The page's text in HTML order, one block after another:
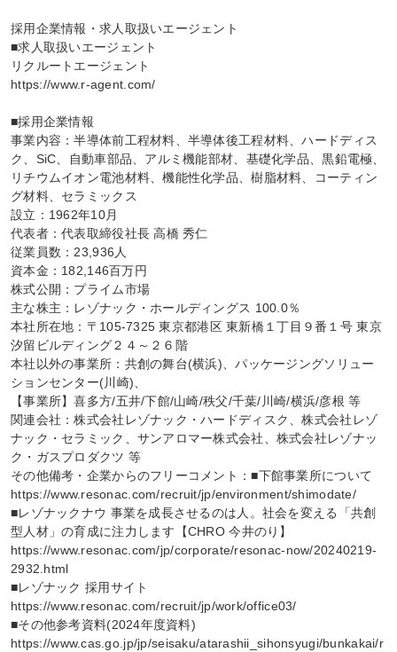
採用企業情報・求人取扱いエージェント
■求人取扱いエージェント
リクルートエージェント
https://www.r-agent.com/
■採用企業情報
事業内容：半導体前工程材料、半導体後工程材料、ハードディス
ク、SiC、自動車部品、アルミ機能部材、基礎化学品、黒鉛電極、
リチウムイオン電池材料、機能性化学品、樹脂材料、コーティン
グ材料、セラミックス
設立：1962年10月
代表者：代表取締役社長 高橋 秀仁
従業員数：23,936人
資本金：182,146百万円
株式公開：プライム市場
主な株主：レゾナック・ホールディングス 100.0％
本社所在地：〒105-7325 東京都港区 東新橋１丁目９番１号 東京
汐留ビルディング２４～２６階
本社以外の事業所：共創の舞台(横浜)、パッケージングソリュー
ションセンター(川崎)、
【事業所】喜多方/五井/下館/山崎/秩父/千葉/川崎/横浜/彦根 等
関連会社：株式会社レゾナック・ハードディスク、株式会社レゾ
ナック・セラミック、サンアロマー株式会社、株式会社レゾナッ
ク・ガスプロダクツ 等
その他備考・企業からのフリーコメント：■下館事業所について
https://www.resonac.com/recruit/jp/environment/shimodate/
■レゾナックナウ 事業を成長させるのは人。社会を変える「共創
型人材」の育成に注力します【CHRO 今井のり】
https://www.resonac.com/jp/corporate/resonac-now/20240219-
2932.html
■レゾナック 採用サイト
https://www.resonac.com/recruit/jp/work/office03/
■その他参考資料(2024年度資料)
https://www.cas.go.jp/jp/seisaku/atarashii_sihonsyugi/bunkakai/r